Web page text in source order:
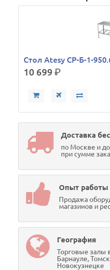
Стол Atesy СР-Б-1-
10 699р.
Доставка
по Москве и
при сумме
Опыт работы
Продажа
магазинов и
География
Торговые залы
Барнауле,
Новокузнецке